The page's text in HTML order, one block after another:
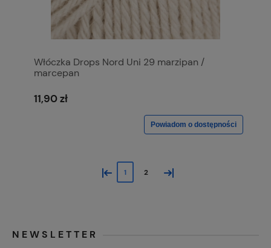
Włóczka Drops Nord Uni 29 marzipan /
marcepan
11,90 zł
Powiadom o dostępności
« 1 2 »
NEWSLETTER